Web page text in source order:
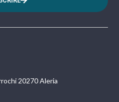
20270 Aleria